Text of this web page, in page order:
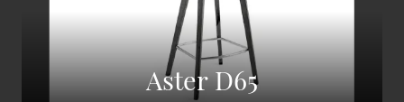
Aster D65